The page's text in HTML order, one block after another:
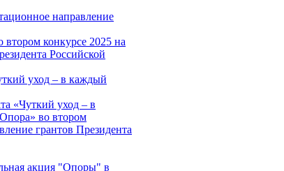
направление
втором конкурсе 2025 на
Российской
уход – в каждый
«Чуткий уход – в
во втором
грантов Президента
акция "Опоры" в